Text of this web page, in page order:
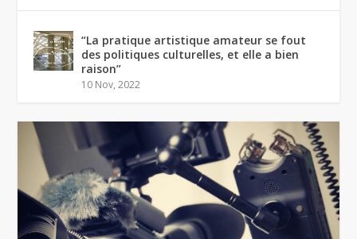
“La pratique artistique amateur se fout
des politiques culturelles, et elle a bien
raison”
10 Nov, 2022